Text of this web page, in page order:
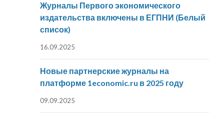
Журналы Первого экономического
издательства включены в ЕГПНИ (Белый
список)
16.09.2025
Новые партнерские журналы на
платформе 1economic.ru в 2025 году
09.09.2025